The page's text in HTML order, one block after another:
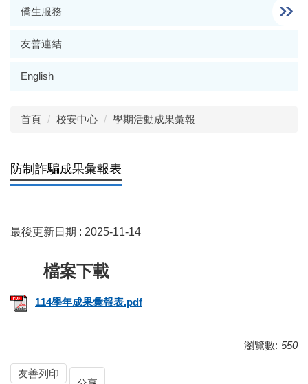
僑生服務
友善連結
English
首頁 校安中心 學期活動成果彙報
防制詐騙成果彙報表
最後更新日期 : 2025-11-14
114學年成果彙報表.pdf
瀏覽數: 550
友善列印